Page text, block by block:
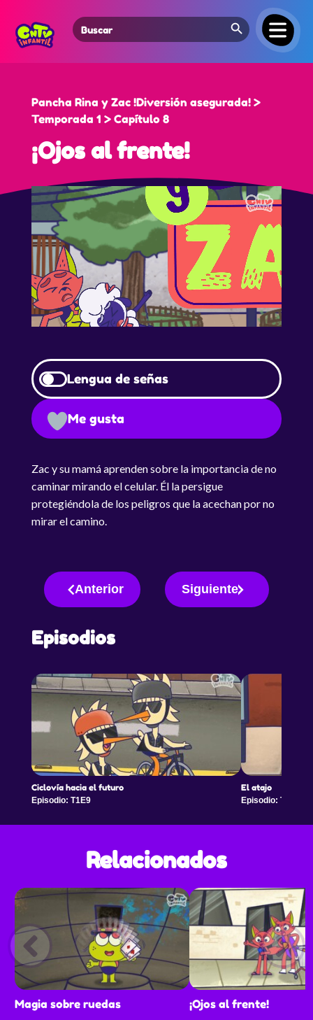
Search
for:
Search Button
Pancha Rina y Zac !Diversión asegurada! >
Temporada 1 > Capítulo 8
¡Ojos al frente!
Lengua de señas
Me gusta
Zac y su mamá aprenden sobre la importancia de no
caminar mirando el celular. Él la persigue
protegiéndola de los peligros que la acechan por no
mirar el camino.
Anterior Siguiente
Episodios
Ciclovía hacia el futuro
Episodio: T1E9
El atajo
Episodio: T1E10
Relacionados
Magia sobre ruedas ¡Ojos al frente!